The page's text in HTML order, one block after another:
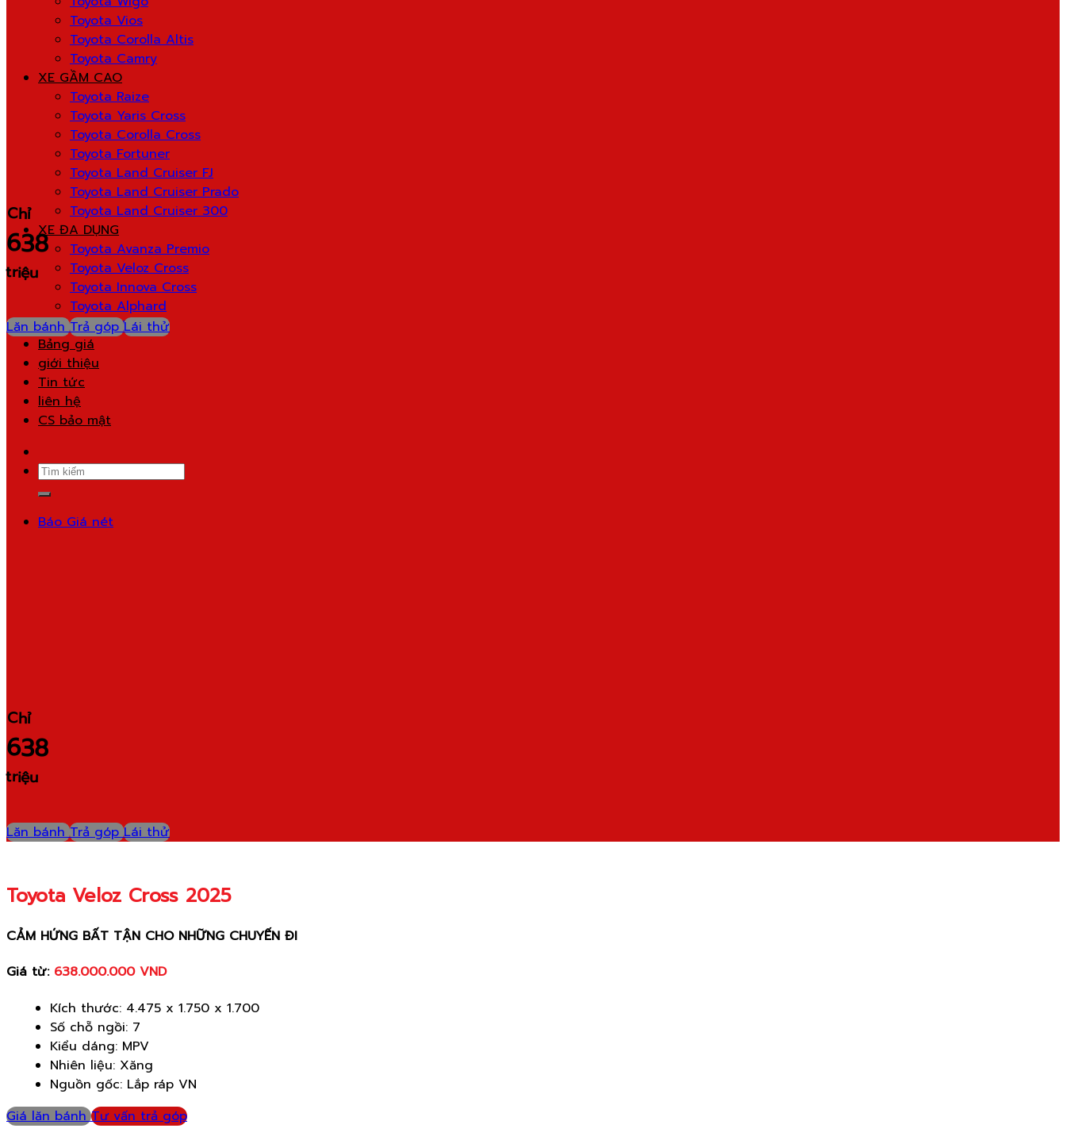
Toyota Vios
Toyota Corolla Altis
Toyota Camry
XE GẦM CAO
Toyota Raize
Toyota Yaris Cross
Toyota Corolla Cross
Toyota Fortuner
Toyota Land Cruiser FJ
Toyota Land Cruiser Prado
Toyota Land Cruiser 300
XE ĐA DỤNG
Toyota Avanza Premio
Toyota Veloz Cross
Toyota Innova Cross
Toyota Alphard
Toyota Hilux
Bảng giá
giới thiệu
Tin tức
liên hệ
CS bảo mật
Search
for:
Báo Giá nét
Chỉ
638
triệu
Lăn bánh Trả góp Lái thử
Chỉ
638
triệu
Lăn bánh Trả góp Lái thử
Toyota Veloz Cross 2025
CẢM HỨNG BẤT TẬN CHO NHỮNG CHUYẾN ĐI
Giá từ: 638.000.000 VND
Kích thước: 4.475 x 1.750 x 1.700
Số chỗ ngồi: 7
Kiểu dáng: MPV
Nhiên liệu: Xăng
Nguồn gốc: Lắp ráp VN
Giá lăn bánh Tư vấn trả góp